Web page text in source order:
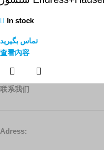
In stock
تماس بگیرید
查看內容
联系我们
Adress: